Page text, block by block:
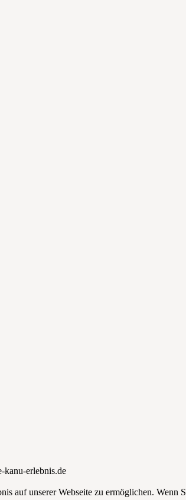
erlebnis.de
auf unserer Webseite zu ermöglichen.